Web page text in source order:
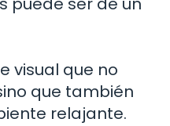
visual que no
que también
relajante.